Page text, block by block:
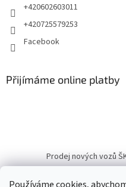
+420602603011
+420725579253
Facebook
Přijímáme online platby
Prodej nových vozů